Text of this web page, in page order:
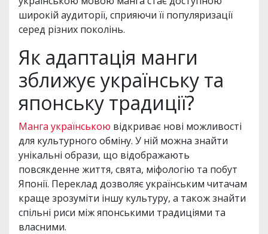
широкій аудиторії, сприяючи її популяризації
серед різних поколінь.
Як адаптація манги
зближує українську та
японську традиції?
Манга українською відкриває нові можливості
для культурного обміну. У ній можна знайти
унікальні образи, що відображають
повсякденне життя, свята, міфологію та побут
Японії. Переклад дозволяє українським читачам
краще зрозуміти іншу культуру, а також знайти
спільні риси між японськими традиціями та
власними.